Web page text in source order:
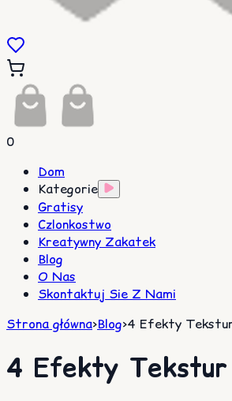
0
Dom
Kategorie
Gratisy
Czlonkostwo
Kreatywny Zakatek
Blog
O Nas
Skontaktuj Sie Z Nami
Strona główna>Blog>4 Efekty Tekstur
4 Efekty Tekstur